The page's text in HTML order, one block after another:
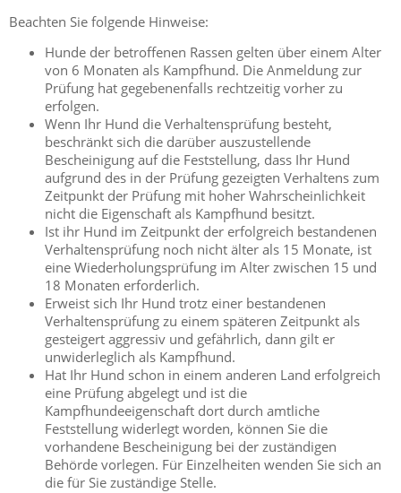
Beachten Sie folgende Hinweise:
Hunde der betroffenen Rassen gelten über einem Alter
von 6 Monaten als Kampfhund. Die Anmeldung zur
Prüfung hat gegebenenfalls rechtzeitig vorher zu
erfolgen.
Wenn Ihr Hund die Verhaltensprüfung besteht,
beschränkt sich die darüber auszustellende
Bescheinigung auf die Feststellung, dass Ihr Hund
aufgrund des in der Prüfung gezeigten Verhaltens zum
Zeitpunkt der Prüfung mit hoher Wahrscheinlichkeit
nicht die Eigenschaft als Kampfhund besitzt.
Ist ihr Hund im Zeitpunkt der erfolgreich bestandenen
Verhaltensprüfung noch nicht älter als 15 Monate, ist
eine Wiederholungsprüfung im Alter zwischen 15 und
18 Monaten erforderlich.
Erweist sich Ihr Hund trotz einer bestandenen
Verhaltensprüfung zu einem späteren Zeitpunkt als
gesteigert aggressiv und gefährlich, dann gilt er
unwiderleglich als Kampfhund.
Hat Ihr Hund schon in einem anderen Land erfolgreich
eine Prüfung abgelegt und ist die
Kampfhundeeigenschaft dort durch amtliche
Feststellung widerlegt worden, können Sie die
vorhandene Bescheinigung bei der zuständigen
Behörde vorlegen. Für Einzelheiten wenden Sie sich an
die für Sie zuständige Stelle.